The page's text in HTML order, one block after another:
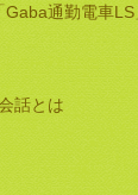
通勤電車LS
話とは